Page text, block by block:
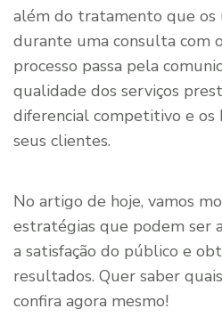
além do tratamento que os
durante uma consulta com
processo passa pela
qualidade dos serviços
diferencial competitivo e os
seus clientes.
No artigo de hoje, vamos
estratégias que podem ser
a satisfação do público e
resultados. Quer saber
confira agora mesmo!